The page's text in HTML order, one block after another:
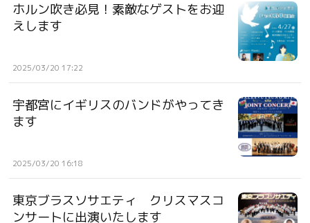
ホルン吹き必見！素敵なゲストをお迎
えします
2025/03/20 17:22
宇都宮にイギリスのバンドがやってき
ます
2025/03/20 16:18
東京ブラスソサエティ クリスマスコ
ンサートに出演いたします